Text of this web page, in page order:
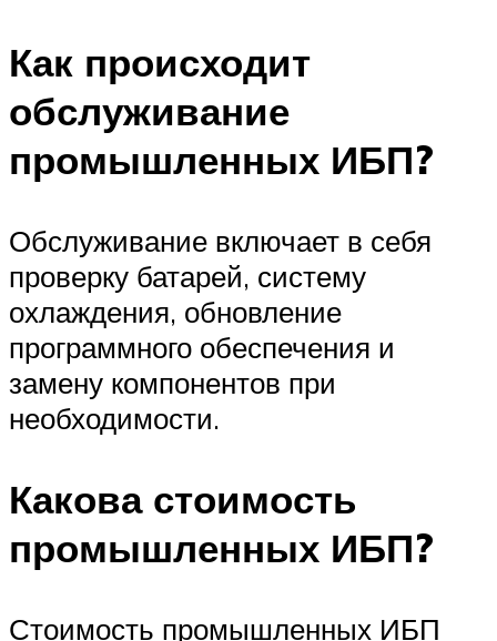
Как происходит
обслуживание
промышленных ИБП?
Обслуживание включает в себя
проверку батарей, систему
охлаждения, обновление
программного обеспечения и
замену компонентов при
необходимости.
Какова стоимость
промышленных ИБП?
Стоимость промышленных ИБП